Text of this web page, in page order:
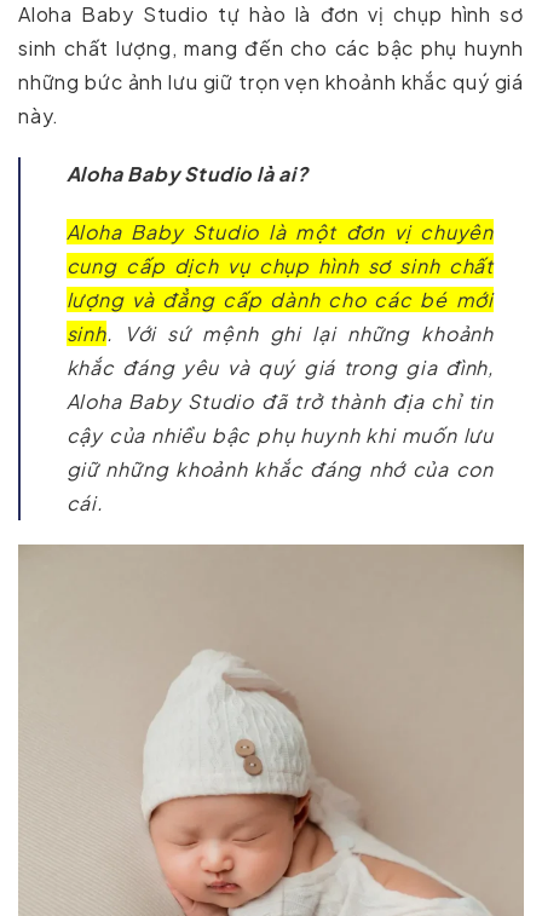
Aloha Baby Studio tự hào là đơn vị chụp hình sơ
sinh chất lượng, mang đến cho các bậc phụ huynh
những bức ảnh lưu giữ trọn vẹn khoảnh khắc quý giá
này.
Aloha Baby Studio là ai?
Aloha Baby Studio là một đơn vị chuyên
cung cấp dịch vụ chụp hình sơ sinh chất
lượng và đẳng cấp dành cho các bé mới
sinh. Với sứ mệnh ghi lại những khoảnh
khắc đáng yêu và quý giá trong gia đình,
Aloha Baby Studio đã trở thành địa chỉ tin
cậy của nhiều bậc phụ huynh khi muốn lưu
giữ những khoảnh khắc đáng nhớ của con
cái.